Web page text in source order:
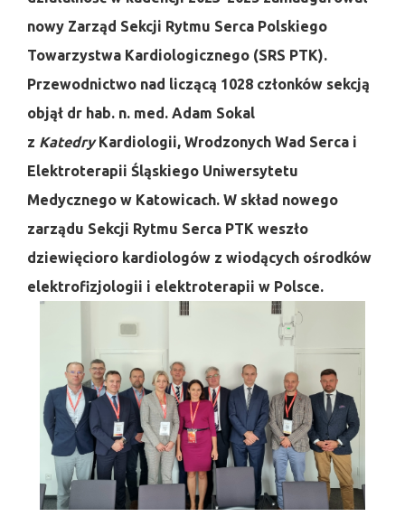
nowy Zarząd Sekcji Rytmu Serca Polskiego
Towarzystwa Kardiologicznego (SRS PTK).
Przewodnictwo nad liczącą 1028 członków sekcją
objął dr hab. n. med. Adam Sokal
z Katedry Kardiologii, Wrodzonych Wad Serca i
Elektroterapii Śląskiego Uniwersytetu
Medycznego w Katowicach. W skład nowego
zarządu Sekcji Rytmu Serca PTK weszło
dziewięcioro kardiologów z wiodących ośrodków
elektrofizjologii i elektroterapii w Polsce.